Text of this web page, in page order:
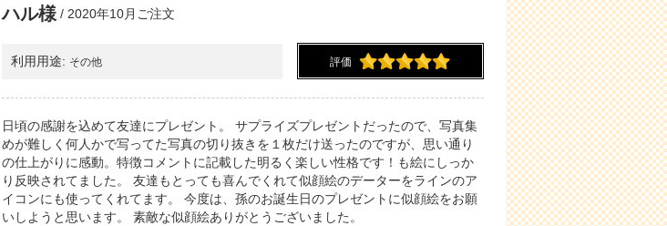
ハル様 / 2020年10月ご注文
利用用途: その他 評価
日頃の感謝を込めて友達にプレゼント。 サプライズプレゼントだったので、写真集
めが難しく何人かで写ってた写真の切り抜きを１枚だけ送ったのですが、思い通り
の仕上がりに感動。特徴コメントに記載した明るく楽しい性格です！も絵にしっか
り反映されてました。 友達もとっても喜んでくれて似顔絵のデーターをラインのア
イコンにも使ってくれてます。 今度は、孫のお誕生日のプレゼントに似顔絵をお願
いしようと思います。 素敵な似顔絵ありがとうございました。